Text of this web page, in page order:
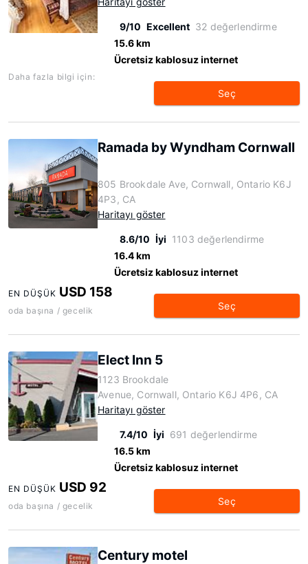
9/10 Excellent 32 değerlendirme
15.6 km
Ücretsiz kablosuz internet
Daha fazla bilgi için:
Seç
Ramada by Wyndham Cornwall
805 Brookdale Ave, Cornwall, Ontario K6J
4P3, CA
Haritayı göster
8.6/10 İyi 1103 değerlendirme
16.4 km
Ücretsiz kablosuz internet
EN DÜŞÜK USD 158
oda başına / gecelik Seç
Elect Inn 5
1123 Brookdale
Avenue, Cornwall, Ontario K6J 4P6, CA
Haritayı göster
7.4/10 İyi 691 değerlendirme
16.5 km
Ücretsiz kablosuz internet
EN DÜŞÜK USD 92
oda başına / gecelik Seç
Century motel